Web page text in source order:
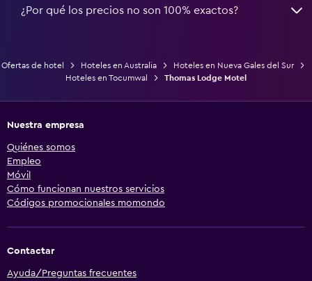
¿Por qué los precios no son 100% exactos?
Ofertas de hotel Hoteles en Australia
Hoteles en Nueva Gales del Sur
Hoteles en Tocumwal
Thomas Lodge Motel
Nuestra empresa
Quiénes somos
Empleo
Móvil
Cómo funcionan nuestros servicios
Códigos promocionales momondo
Contactar
Ayuda/Preguntas frecuentes